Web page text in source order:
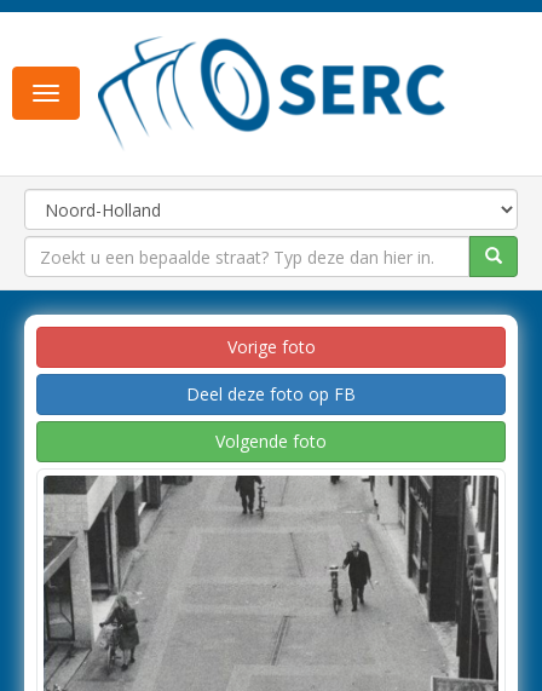
Toggle
navigation
Vorige foto
Deel deze foto op FB
Volgende foto